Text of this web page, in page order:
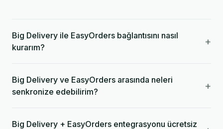
Big Delivery ile EasyOrders bağlantısını nasıl
kurarım?
+
Big Delivery ve EasyOrders arasında neleri
senkronize edebilirim?
+
Big Delivery + EasyOrders entegrasyonu ücretsiz